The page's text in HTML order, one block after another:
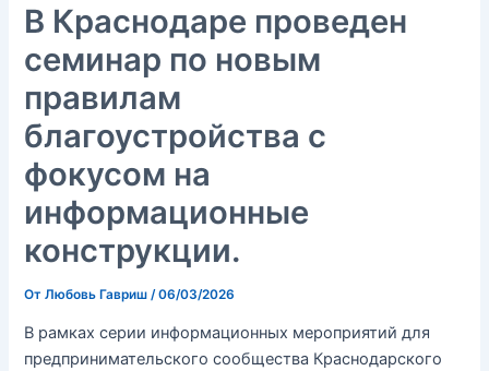
В Краснодаре проведен
семинар по новым
правилам
благоустройства с
фокусом на
информационные
конструкции.
ОтЛюбовь Гавриш /06/03/2026
В рамках серии информационных мероприятий для
предпринимательского сообщества Краснодарского